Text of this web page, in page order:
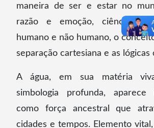
maneira de ser e estar no
razão e emoção, ciência e
humano e não humano, o
separação cartesiana e as lógicas
A água, em sua matéria
simbologia profunda, aparece
como força ancestral que
cidades e tempos. Elemento